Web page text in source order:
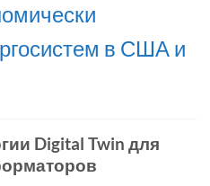
в США и
Digital Twin для